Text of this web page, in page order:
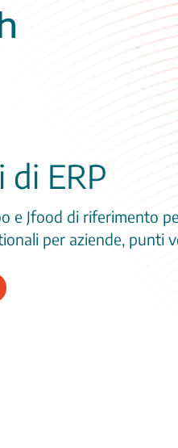
di ERP
e Jfood di riferimento
per aziende, punti